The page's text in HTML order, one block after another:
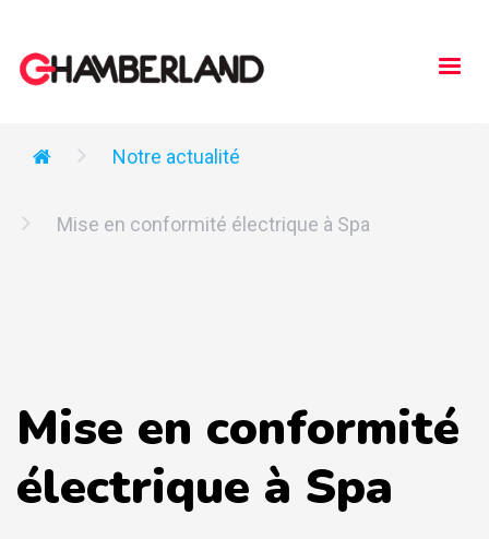
Notre actualité
Mise en conformité électrique à Spa
Mise en conformité
électrique à Spa